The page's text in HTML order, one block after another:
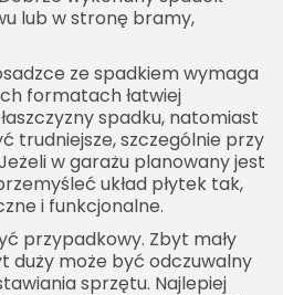
lub w stronę bramy,
ze spadkiem wymaga
formatach łatwiej
spadku, natomiast
trudniejsze, szczególnie przy
w garażu planowany jest
układ płytek tak,
i funkcjonalne.
przypadkowy. Zbyt mały
duży może być odczuwalny
sprzętu. Najlepiej